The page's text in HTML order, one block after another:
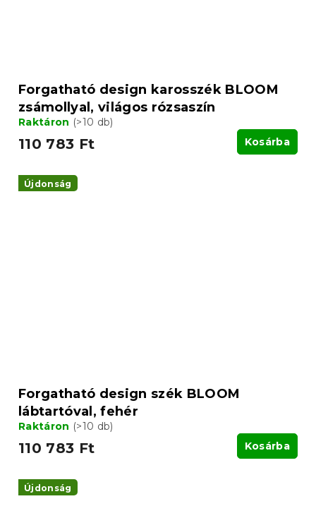
Forgatható design karosszék BLOOM
zsámollyal, világos rózsaszín
Raktáron (>10 db)
110 783 Ft Kosárba
Újdonság
Forgatható design szék BLOOM
lábtartóval, fehér
Raktáron (>10 db)
110 783 Ft Kosárba
Újdonság